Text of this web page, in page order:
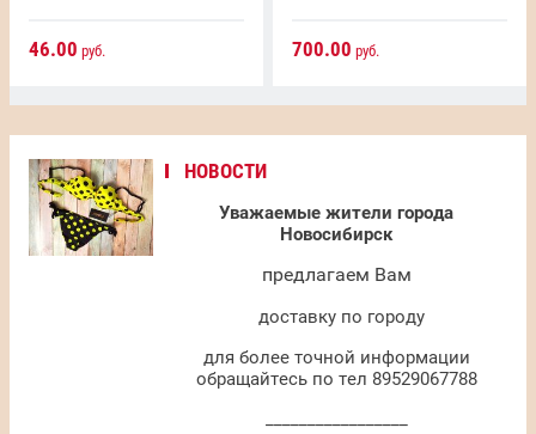
НОВОСТИ
Уважаемые жители города
Новосибирск
предлагаем Вам
доставку по городу
для более точной информации
обращайтесь по тел 89529067788
46.00 руб. 700.00 руб.